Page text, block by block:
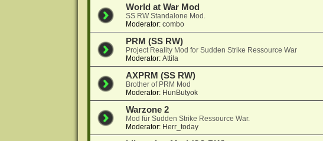
World at War Mod
SS RW Standalone Mod.
Moderator: combo
PRM (SS RW)
Project Reality Mod for Sudden Strike Ressource War
Moderator: Attila
AXPRM (SS RW)
Brother of PRM Mod
Moderator: HunButyok
Warzone 2
Mod für Sudden Strike Ressource War.
Moderator: Herr_today